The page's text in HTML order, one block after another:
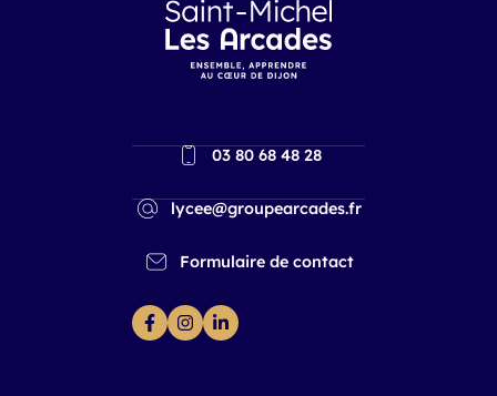
03 80 68 48 28
lycee@groupearcades.fr
Formulaire de contact